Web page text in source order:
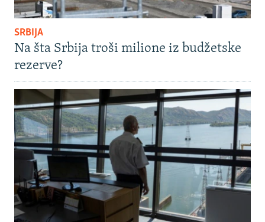
SRBIJA
Na šta Srbija troši milione iz budžetske
rezerve?